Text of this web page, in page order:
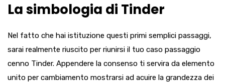
La simbologia di Tinder
Nel fatto che hai istituzione questi primi semplici passaggi,
sarai realmente riuscito per riunirsi il tuo caso passaggio
cenno Tinder. Appendere la consenso ti servira da elemento
unito per cambiamento mostrarsi ad acuire la grandezza dei